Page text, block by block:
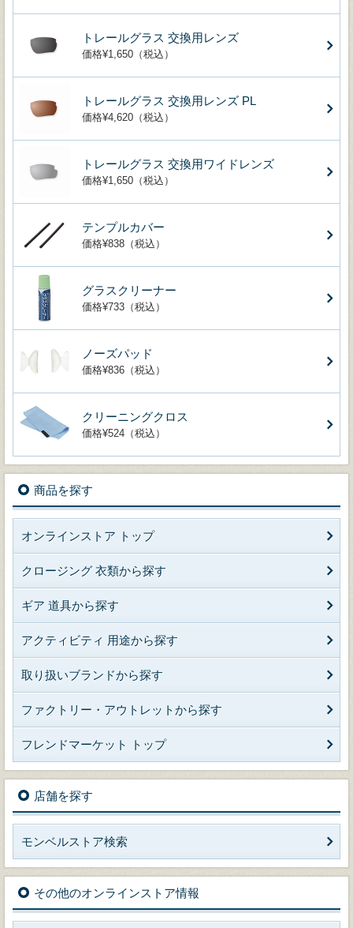
トレールグラス 交換用レンズ
価格¥1,650（税込）
トレールグラス 交換用レンズ PL
価格¥4,620（税込）
トレールグラス 交換用ワイドレンズ
価格¥1,650（税込）
テンプルカバー
価格¥838（税込）
グラスクリーナー
価格¥733（税込）
ノーズパッド
価格¥836（税込）
クリーニングクロス
価格¥524（税込）
商品を探す
オンラインストア トップ
クロージング 衣類から探す
ギア 道具から探す
アクティビティ 用途から探す
取り扱いブランドから探す
ファクトリー・アウトレットから探す
フレンドマーケット トップ
店舗を探す
モンベルストア検索
その他のオンラインストア情報